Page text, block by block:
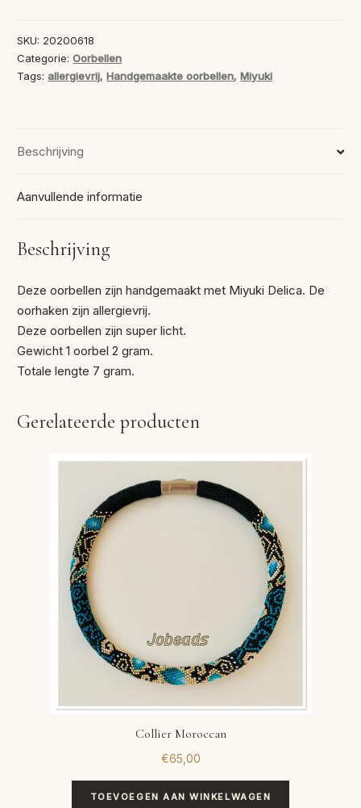
SKU: 20200618
Categorie:Oorbellen
Tags:allergievrij,Handgemaakte oorbellen,Miyuki
Beschrijving
Aanvullende informatie
Beschrijving
Deze oorbellen zijn handgemaakt met Miyuki Delica. De
oorhaken zijn allergievrij.
Deze oorbellen zijn super licht.
Gewicht 1 oorbel 2 gram.
Totale lengte 7 gram.
Gerelateerde producten
Collier Moroccan
€65,00
TOEVOEGEN AAN WINKELWAGEN